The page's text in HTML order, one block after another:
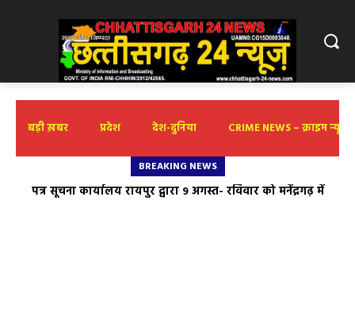
बड़ी ख़बर प्रदेश देश-दुनिया CRIME NEWS – क्राइम न्यूज़
BREAKING NEWS
पत्र सूचना कार्यालय रायपुर द्वारा 9 अगस्त- रविवार को मनेंद्रगढ़ में
आमामोरा : गरियाबंद की पहाड़ियों में बसा प्रकृति, संस्कृति और रोमांच का